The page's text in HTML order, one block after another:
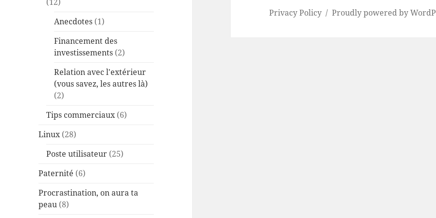
Anecdotes (1)
Financement des
investissements (2)
Relation avec l'extérieur
(vous savez, les autres là)
(2)
Tips commerciaux(6)
Linux(28)
Poste utilisateur (25)
Paternité (6)
Procrastination, on aura ta
peau (8)
Privacy Policy Proudly powered by